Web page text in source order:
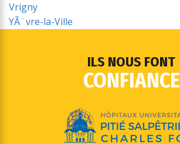
Vrigny
YÃ¨vre-la-Ville
ILS NOUS FONT
CONFIANCE